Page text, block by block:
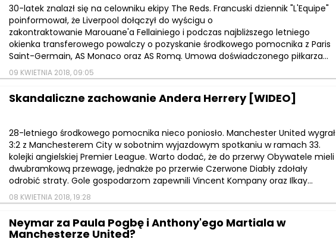
30-latek znalazł się na celowniku ekipy The Reds. Francuski dziennik "L'Equipe"
poinformował, że Liverpool dołączył do wyścigu o
zakontraktowanie Marouane'a Fellainiego i podczas najbliższego letniego
okienka transferowego powalczy o pozyskanie środkowego pomocnika z Paris
Saint-Germain, AS Monaco oraz AS Romą. Umowa doświadczonego piłkarza...
09 KWIETNIA 2018, 09:05
Skandaliczne zachowanie Andera Herrery [WIDEO]
28-letniego środkowego pomocnika nieco poniosło. Manchester United wygrał
3:2 z Manchesterem City w sobotnim wyjazdowym spotkaniu w ramach 33.
kolejki angielskiej Premier League. Warto dodać, że do przerwy Obywatele mieli
dwubramkową przewagę, jednakże po przerwie Czerwone Diabły zdołały
odrobić straty. Gole gospodarzom zapewnili Vincent Kompany oraz Ilkay...
08 KWIETNIA 2018, 19:28
Neymar za Paula Pogbę i Anthony'ego Martiala w
Manchesterze United?